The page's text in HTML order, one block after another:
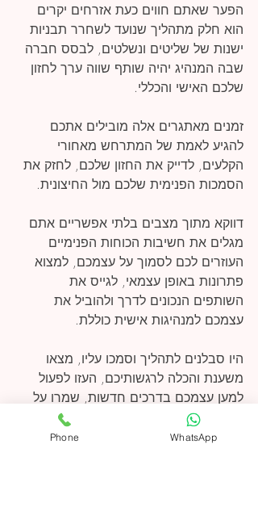
הפער שאתם חווים כעת אזרחים יקרים
הוא חלק מתהליך שנועד לשחרר תבניות
ישנות של שליטים ונשלטים, לבסס חברה
שבה המנהיג יהיה שותף שווה ערך לחזון
שלכם האישי והכללי.
זמנים מאתגרים אלה מובילים אתכם
להגיע לאמת של המתרחש מאחורי
הקלעים, לדייק את החזון שלכם, לחזק את
הסמכות הפנימית שלכם מול החיצונית.
דווקא מתוך מצבים בלתי אפשריים אתם
מגלים את חשיבות הכוחות הפנימיים
העוזרים לכם לסמוך על עצמכם, למצוא
פתרונות באופן עצמאי, לגייס את
השותפים הנכונים לדרך ולהוביל את
עצמכם למנהיגות אישית כוללת.
היו סבלנים לתהליך וסמכו עליו, מצאו
משענת והכלה לרגשותיכם, העזו לפעול
למען עצמכם בדרכים חדשות, שמרו על
תדר גבוה ולב פתוח שיתמכו בכם לאורך
כל הדרך, אתכם תמיד היו ברוכים🌟
Phone WhatsApp